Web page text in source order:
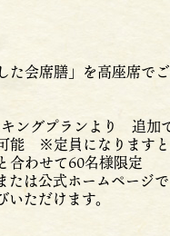
た会席膳」を高座席で
キングプランより 追加
能 ※定員になります
合わせて60名様限定
たは公式ホームページ
ただけます。